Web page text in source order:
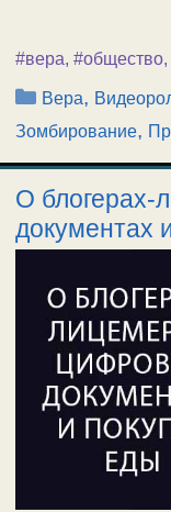
#вера, #общество,
Рубрики
Вера,
Зомбирование,
О блогерах-
документах